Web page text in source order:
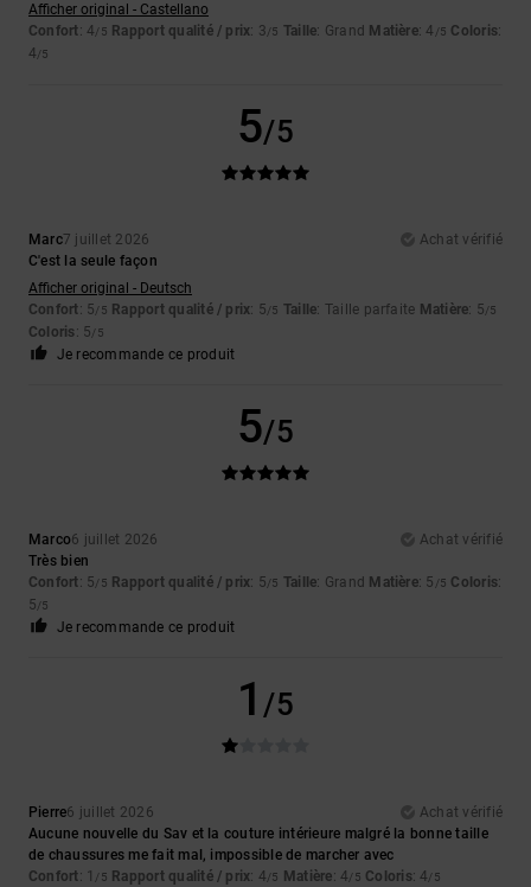
Afficher original - Castellano
Confort: 4/5 Rapport qualité / prix: 3/5 Taille: Grand Matière: 4 /5 Coloris:
4/5
5/5
Marc7 juillet 2026
Achat vérifié
C'est la seule façon
Afficher original - Deutsch
Confort: 5/5 Rapport qualité / prix: 5/5 Taille: Taille parfaite Matière: 5/5
Coloris: 5/5
Je recommande ce produit
5/5
Marco6 juillet 2026
Achat vérifié
Très bien
Confort: 5/5 Rapport qualité / prix: 5/5 Taille: Grand Matière: 5 /5 Coloris:
5/5
Je recommande ce produit
1 /5
Pierre6 juillet 2026
Achat vérifié
Aucune nouvelle du Sav et la couture intérieure malgré la bonne taille
de chaussures me fait mal, impossible de marcher avec
Confort: 1 /5 Rapport qualité / prix: 4/5 Matière: 4/5 Coloris: 4/5